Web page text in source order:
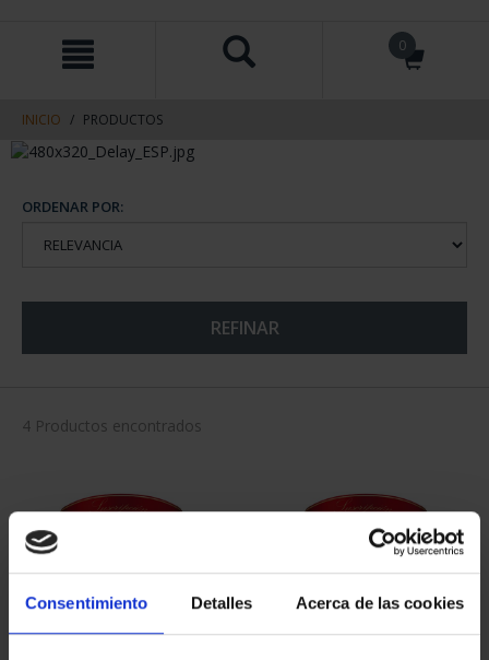
Consentimiento Detalles Acerca de las cookies
navegacin
0
INICIO PRODUCTOS
REFINAR